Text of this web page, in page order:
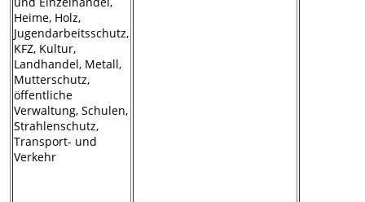
Heime, Holz,
Jugendarbeitsschutz,
KFZ, Kultur,
Landhandel, Metall,
Mutterschutz,
öffentliche
Verwaltung, Schulen,
Strahlenschutz,
Transport- und
Verkehr